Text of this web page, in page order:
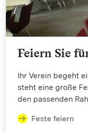
Feiern Sie
Ihr Verein begeht
steht eine große
den passenden
Feste feiern